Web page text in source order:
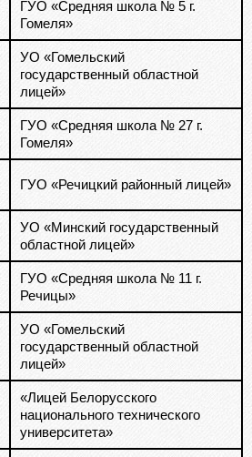
ГУО «Средняя школа № 5 г.
Гомеля»
УО «Гомельский
государственный областной
лицей»
ГУО «Средняя школа № 27 г.
Гомеля»
ГУО «Речицкий районный лицей»
УО «Минский государственный
областной лицей»
ГУО «Средняя школа № 11 г.
Речицы»
УО «Гомельский
государственный областной
лицей»
«Лицей Белорусского
национального технического
университета»